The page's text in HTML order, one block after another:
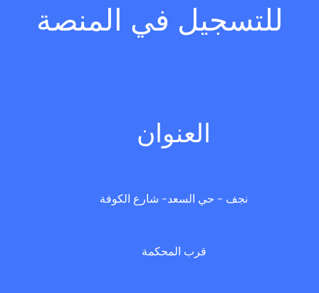
للتسجيل في المنصة
العنوان
نجف - حي السعد- شارع الكوفة
قرب المحكمة